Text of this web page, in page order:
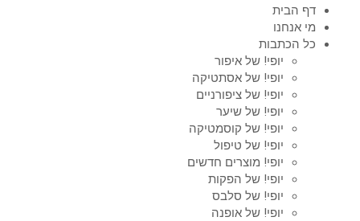
דף הבית
מי אנחנו
כל הכתבות
יופי! של איפור
יופי! של אסתטיקה
יופי! של ציפורניים
יופי! של שיער
יופי! של קוסמטיקה
יופי! של טיפול
יופי! מוצרים חדשים
יופי! של הפקות
יופי! של סלבס
יופי! של אופנה